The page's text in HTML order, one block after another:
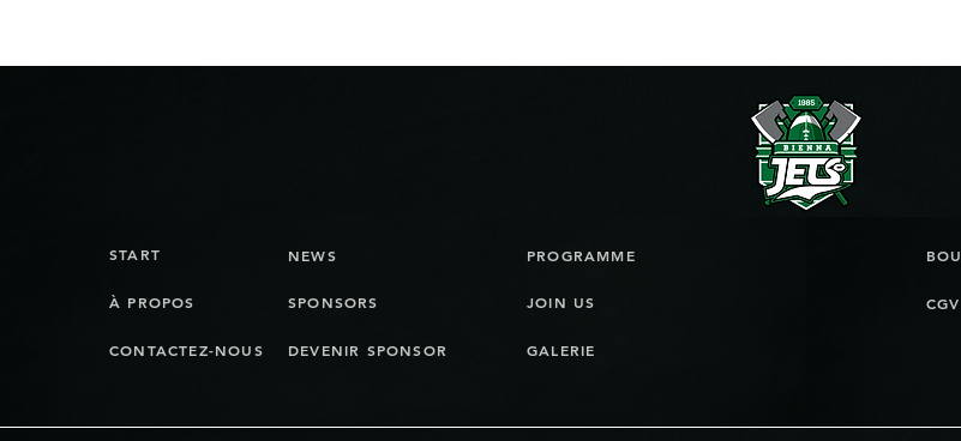
START
À PROPOS
CONTACTEZ-NOUS
SPONSORS
NEWS
DEVENIR SPONSOR
JOIN US
PROGRAMME
GALERIE
CGV